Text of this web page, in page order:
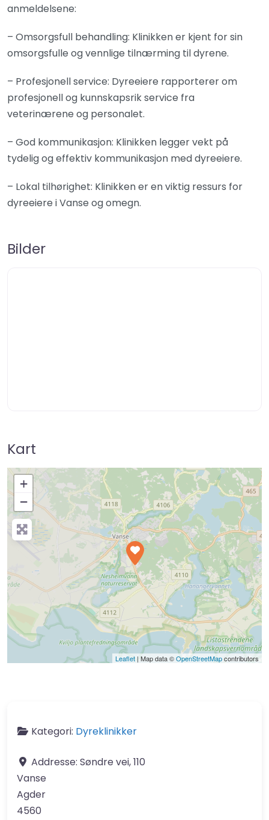
anmeldelsene:
– Omsorgsfull behandling: Klinikken er kjent for sin
omsorgsfulle og vennlige tilnærming til dyrene.
– Profesjonell service: Dyreeiere rapporterer om
profesjonell og kunnskapsrik service fra
veterinærene og personalet.
– God kommunikasjon: Klinikken legger vekt på
tydelig og effektiv kommunikasjon med dyreeiere.
– Lokal tilhørighet: Klinikken er en viktig ressurs for
dyreeiere i Vanse og omegn.
Bilder
Kart
+
−
Press Enter key to search
Leaflet | Map data ©OpenStreetMapcontributors
Kategori: Dyreklinikker
Addresse: Søndre vei, 110
Vanse
Agder
4560